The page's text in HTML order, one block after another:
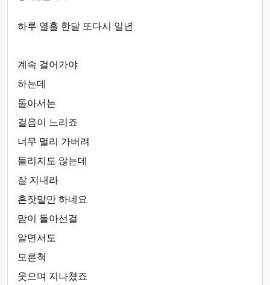
하루 열흘 한달 또다시 일년
계속 걸어가야
하는데
돌아서는
걸음이 느리죠
너무 멀리 가버려
들리지도 않는데
잘 지내라
혼잣말만 하네요
맘이 돌아선걸
알면서도
모른척
웃으며 지나쳤죠